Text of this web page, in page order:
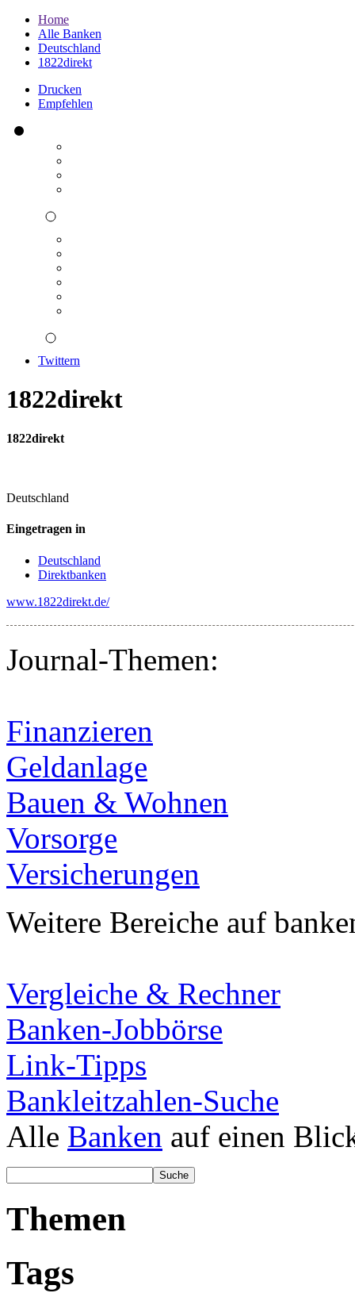
Home
Alle Banken
Deutschland
1822direkt
Drucken
Empfehlen
Twittern
1822direkt
1822direkt
Deutschland
Eingetragen in
Deutschland
Direktbanken
www.1822direkt.de/
Journal-Themen:
Finanzieren
Geldanlage
Bauen & Wohnen
Vorsorge
Versicherungen
Weitere Bereiche auf
Vergleiche & Rechner
Banken-Jobbörse
Link-Tipps
Bankleitzahlen-Suche
Alle Banken auf einen
Themen
Tags